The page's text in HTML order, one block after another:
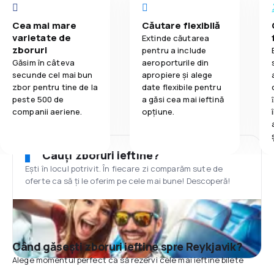
Cea mai mare
varietate de
zboruri
Găsim în câteva
secunde cel mai bun
zbor pentru tine de la
peste 500 de
companii aeriene.
Căutare flexibilă
Extinde căutarea
pentru a include
aeroporturile din
apropiere și alege
date flexibile pentru
a găsi cea mai ieftină
opțiune.
Cauți zboruri ieftine?
Ești în locul potrivit. În fiecare zi comparăm sute de
oferte ca să ți le oferim pe cele mai bune! Descoperă!
Când găsești zboruri ieftine spre Reykjavik?
Alege momentul perfect ca să rezervi cele mai ieftine bilete